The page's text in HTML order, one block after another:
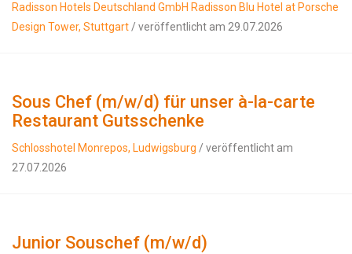
Radisson Hotels Deutschland GmbH Radisson Blu Hotel at Porsche
Design Tower, Stuttgart / veröffentlicht am 29.07.2026
Sous Chef (m/w/d) für unser à-la-carte
Restaurant Gutsschenke
Schlosshotel Monrepos, Ludwigsburg / veröffentlicht am
27.07.2026
Junior Souschef (m/w/d)